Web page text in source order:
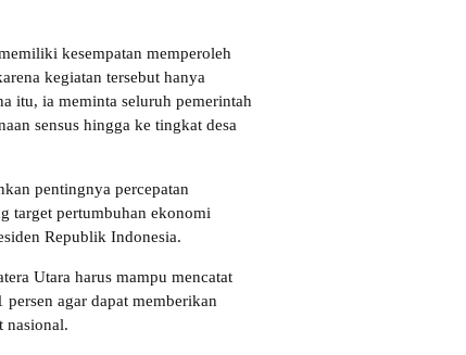
kesempatan memperoleh
kegiatan tersebut hanya
itu, ia meminta seluruh pemerintah
sensus hingga ke tingkat desa
pentingnya percepatan
target pertumbuhan ekonomi
Republik Indonesia.
Utara harus mampu mencatat
agar dapat memberikan
nasional.